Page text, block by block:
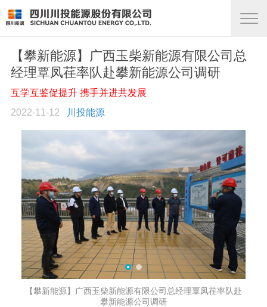
【攀新能源】广西玉柴新能源有限公司总
经理覃凤荏率队赴攀新能源公司调研
互学互鉴促提升 携手并进共发展
2022-11-12
川投能源
【攀新能源】广西玉柴新能源有限公司总经理覃凤荏率队赴
攀新能源公司调研